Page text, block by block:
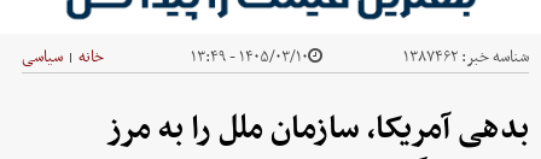
شناسه خبر:۱۳۸۷۴۶۲ ۱۴۰۵/۰۳/۱۰ - ۱۳:۴۹ خانه | سیاسی
بدهی آمریکا، سازمان ملل را به مرز